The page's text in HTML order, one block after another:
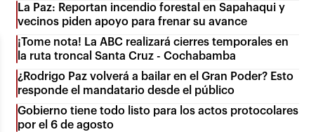
La Paz: Reportan incendio forestal en Sapahaqui y
vecinos piden apoyo para frenar su avance
¡Tome nota! La ABC realizará cierres temporales en
la ruta troncal Santa Cruz - Cochabamba
¿Rodrigo Paz volverá a bailar en el Gran Poder? Esto
responde el mandatario desde el público
Gobierno tiene todo listo para los actos protocolares
por el 6 de agosto